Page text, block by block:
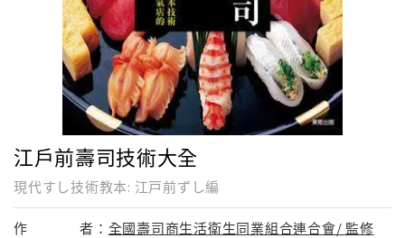
江戶前壽司技術大全
現代すし技術教本: 江戸前ずし編
作 者： 全國壽司商生活衛生同業組合連合會/ 監修